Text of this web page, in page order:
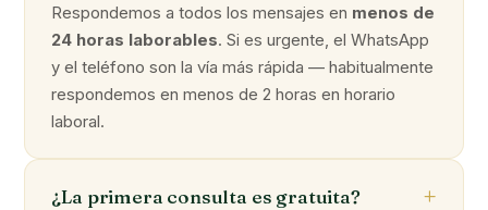
Respondemos a todos los mensajes en menos de
24 horas laborables. Si es urgente, el WhatsApp
y el teléfono son la vía más rápida — habitualmente
respondemos en menos de 2 horas en horario
laboral.
¿La primera consulta es gratuita?